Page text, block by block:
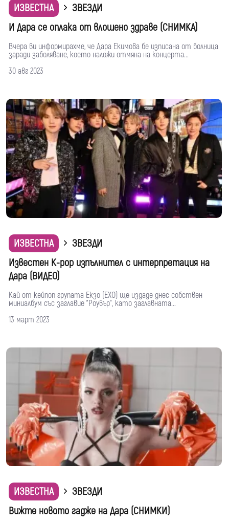
ИЗВЕСТНА
ЗВЕЗДИ
И Дара се оплака от влошено здраве (СНИМКА)
Вчера ви информирахме, че Дара Екимова бе изписана от болница
заради заболяване, което наложи отмяна на концерта...
30 авг 2023
ИЗВЕСТНА
ЗВЕЗДИ
Известен K-pop изпълнител с интерпретация на
Дара (ВИДЕО)
Кай от кейпоп групата Екзо (EXO) ще издаде днес собствен
миниалбум със заглавие "Роувър", като заглавната...
13 март 2023
ИЗВЕСТНА
ЗВЕЗДИ
Вижте новото гадже на Дара (СНИМКИ)